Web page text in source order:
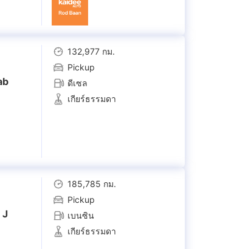
132,977 กม.
Pickup
ดีเซล
เกียร์ธรรมดา
J
185,785 กม.
Pickup
เบนซิน
เกียร์ธรรมดา